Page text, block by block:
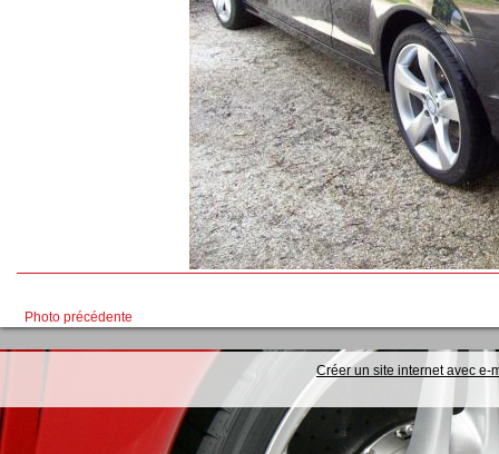
Photo précédente
Créer un site internet avec e-